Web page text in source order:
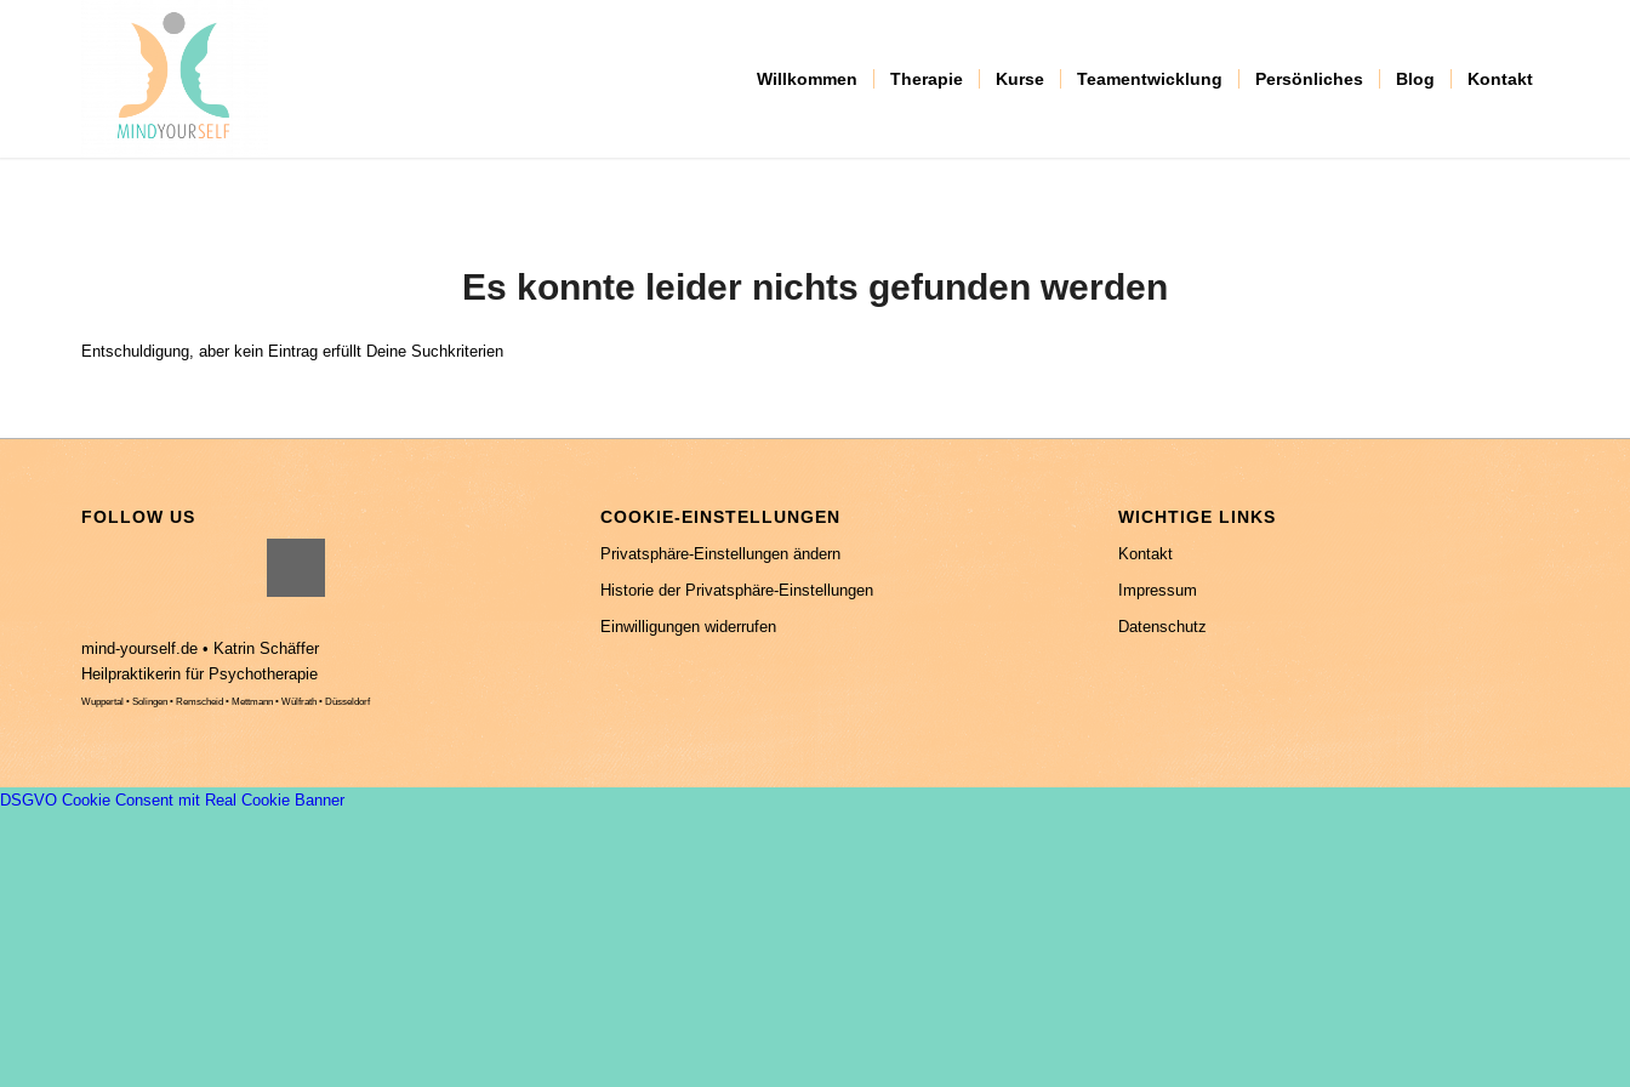
Willkommen Therapie Kurse Teamentwicklung Persönliches Blog Kontakt
Es konnte leider nichts gefunden werden
Entschuldigung, aber kein Eintrag erfüllt Deine Suchkriterien
FOLLOW US
mind-yourself.de • Katrin Schäffer
Heilpraktikerin für Psychotherapie
Wuppertal • Solingen • Remscheid • Mettmann • Wülfrath • Düsseldorf
COOKIE-EINSTELLUNGEN
Privatsphäre-Einstellungen ändern
Historie der Privatsphäre-Einstellungen
Einwilligungen widerrufen
WICHTIGE LINKS
Kontakt
Impressum
Datenschutz
DSGVO Cookie Consent mit Real Cookie Banner